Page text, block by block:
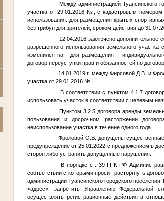
Между администрацией Туапсинского
участка от 29.01.2016 № , с кадастровым номером
использования: для размещения крытых
без трибун для зрителей, сроком действия до
12.04.2016 заключено дополнительное
разрешенного использования земельного
изменился на - для размещения I -
договор переуступки прав и обязанностей по
14.01.2019 г. между Фирсовой Д.В. и
участка от 29.01.2016 №.
В соответствии с пунктом 4.1.7
использовать участок в соответствии с целевым
Пунктом 3.2.5 договора аренды
пользования и досрочном расторжении
неиспользование участка в течение одного года.
Фроловой О.В. допущены существенные
предупреждение от 25.01.2022 с предложением в
сторон либо устранить допущенные нарушения.
В порядке ст. 39 ГПК РФ Администрация
соответствии с которыми просит расторгнуть
администрации Туапсинского городского
<адрес>, запретить Управлению Федеральной
осуществлять регистрационные действия в